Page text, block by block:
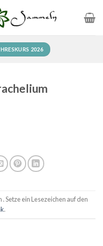
2026
ein Lesezeichen auf den
.